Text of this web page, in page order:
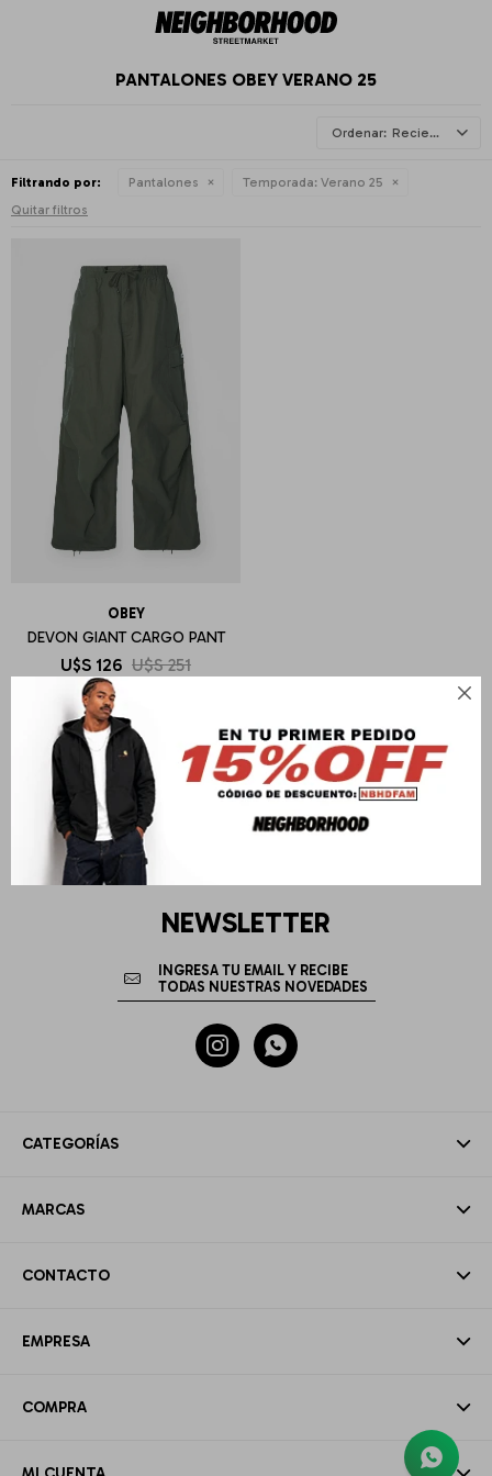

PANTALONES OBEY VERANO 25
Recientes
Filtrando por: Pantalones Temporada: Verano 25
Quitar filtros
OBEY
DEVON GIANT CARGO PANT
U$S 126 U$S 251
Sin cambio
CATEGORÍAS
MARCAS
CONTACTO
EMPRESA
COMPRA
NEWSLETTER
 